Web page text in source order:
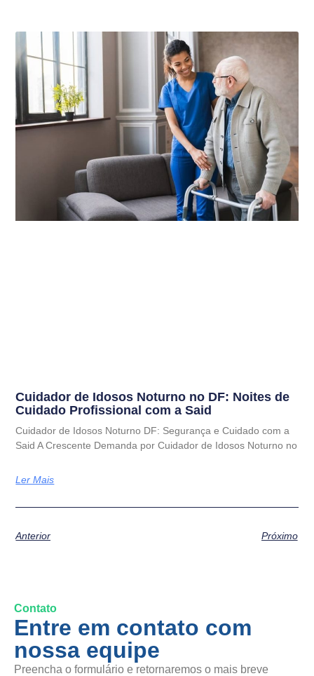
Cuidador de Idosos Noturno no DF: Noites de
Cuidado Profissional com a Said
Cuidador de Idosos Noturno DF: Segurança e Cuidado com a
Said A Crescente Demanda por Cuidador de Idosos Noturno no
Ler Mais
Anterior Próximo
Contato
Entre em contato com
nossa equipe
Preencha o formulário e retornaremos o mais breve